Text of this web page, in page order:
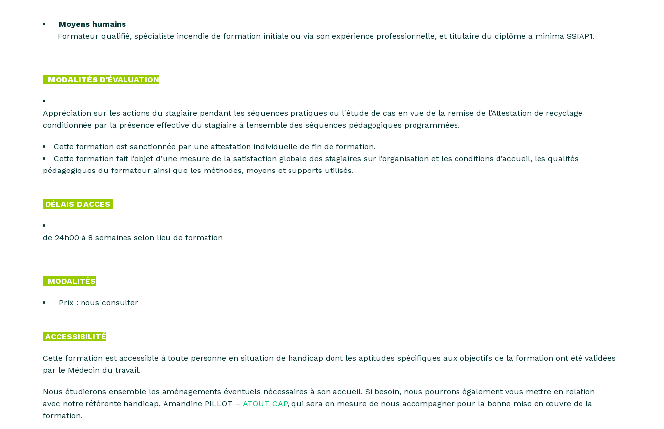
Moyens humains
Formateur qualifié, spécialiste incendie de formation initiale ou via son expérience professionnelle, et titulaire du diplôme a minima SSIAP1.
MODALITÉS D'ÉVALUATION
Appréciation sur les actions du stagiaire pendant les séquences pratiques ou l'étude de cas en vue de la remise de l’Attestation de recyclage
conditionnée par la présence effective du stagiaire à l’ensemble des séquences pédagogiques programmées.
Cette formation est sanctionnée par une attestation individuelle de fin de formation.
Cette formation fait l’objet d’une mesure de la satisfaction globale des stagiaires sur l’organisation et les conditions d’accueil, les qualités
pédagogiques du formateur ainsi que les méthodes, moyens et supports utilisés.
DÉLAIS D'ACCES
de 24h00 à 8 semaines selon lieu de formation
MODALITÉS
Prix : nous consulter
ACCESSIBILITÉ
Cette formation est accessible à toute personne en situation de handicap dont les aptitudes spécifiques aux objectifs de la formation ont été validées
par le Médecin du travail.
Nous étudierons ensemble les aménagements éventuels nécessaires à son accueil. Si besoin, nous pourrons également vous mettre en relation
avec notre référente handicap, Amandine PILLOT – ATOUT CAP, qui sera en mesure de nous accompagner pour la bonne mise en œuvre de la
formation.